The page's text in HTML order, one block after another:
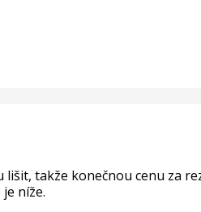
takže konečnou cenu za
níže.